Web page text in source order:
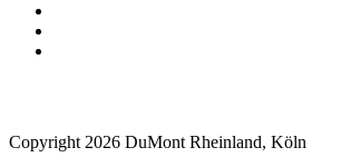
Copyright 2026 DuMont Rheinland, Köln